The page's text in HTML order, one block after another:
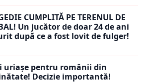
CUMPLITĂ PE TERENUL DE
Un jucător de doar 24 de ani
după ce a fost lovit de fulger!
uriașe pentru românii din
Decizie importantă!